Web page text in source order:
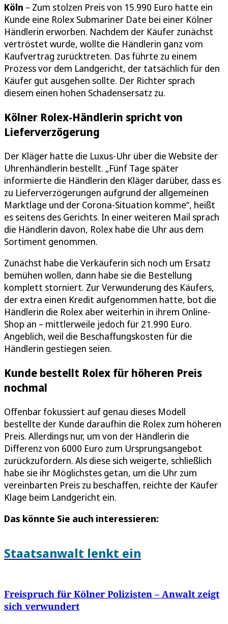
Köln – Zum stolzen Preis von 15.990 Euro hatte ein
Kunde eine Rolex Submariner Date bei einer Kölner
Händlerin erworben. Nachdem der Käufer zunächst
vertröstet wurde, wollte die Händlerin ganz vom
Kaufvertrag zurücktreten. Das führte zu einem
Prozess vor dem Landgericht, der tatsächlich für den
Käufer gut ausgehen sollte. Der Richter sprach
diesem einen hohen Schadensersatz zu.
Kölner Rolex-Händlerin spricht von
Lieferverzögerung
Der Kläger hatte die Luxus-Uhr über die Website der
Uhrenhändlerin bestellt. „Fünf Tage später
informierte die Händlerin den Kläger darüber, dass es
zu Lieferverzögerungen aufgrund der allgemeinen
Marktlage und der Corona-Situation komme“, heißt
es seitens des Gerichts. In einer weiteren Mail sprach
die Händlerin davon, Rolex habe die Uhr aus dem
Sortiment genommen.
Zunächst habe die Verkäuferin sich noch um Ersatz
bemühen wollen, dann habe sie die Bestellung
komplett storniert. Zur Verwunderung des Käufers,
der extra einen Kredit aufgenommen hatte, bot die
Händlerin die Rolex aber weiterhin in ihrem Online-
Shop an – mittlerweile jedoch für 21.990 Euro.
Angeblich, weil die Beschaffungskosten für die
Händlerin gestiegen seien.
Kunde bestellt Rolex für höheren Preis
nochmal
Offenbar fokussiert auf genau dieses Modell
bestellte der Kunde daraufhin die Rolex zum höheren
Preis. Allerdings nur, um von der Händlerin die
Differenz von 6000 Euro zum Ursprungsangebot
zurückzufordern. Als diese sich weigerte, schließlich
habe sie ihr Möglichstes getan, um die Uhr zum
vereinbarten Preis zu beschaffen, reichte der Käufer
Klage beim Landgericht ein.
Das könnte Sie auch interessieren:
Staatsanwalt lenkt ein
Freispruch für Kölner Polizisten – Anwalt zeigt
sich verwundert